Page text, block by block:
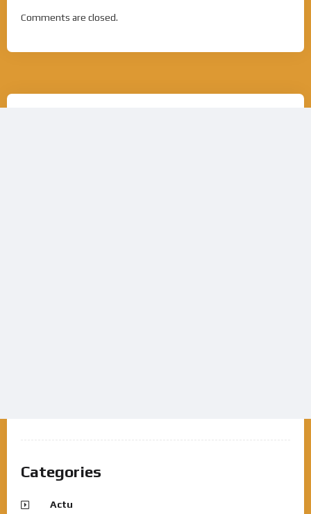
Comments are closed.
Categories
Actu